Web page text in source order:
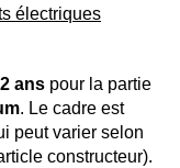
électriques
anspour la partie
. Le cadre est
peut varier selon
constructeur).